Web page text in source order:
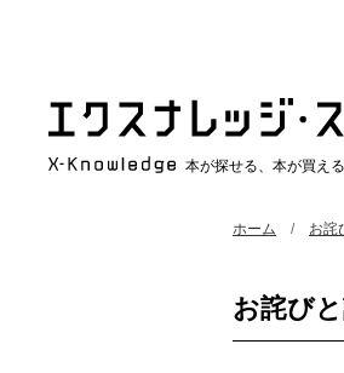
本が探せる、本が買える
ホーム お詫
お詫び